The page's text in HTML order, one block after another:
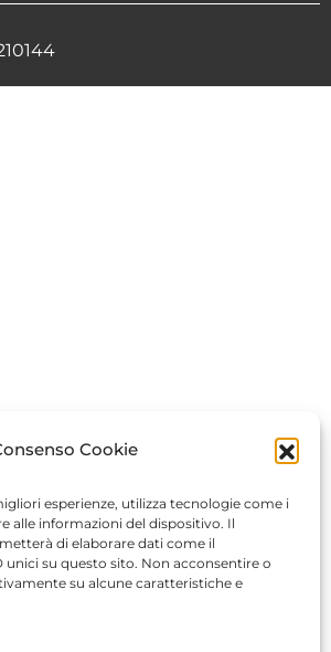
Cookie
esperienze, utilizza tecnologie come i
alle informazioni del dispositivo. Il
di elaborare dati come il
su questo sito. Non acconsentire o
su alcune caratteristiche e